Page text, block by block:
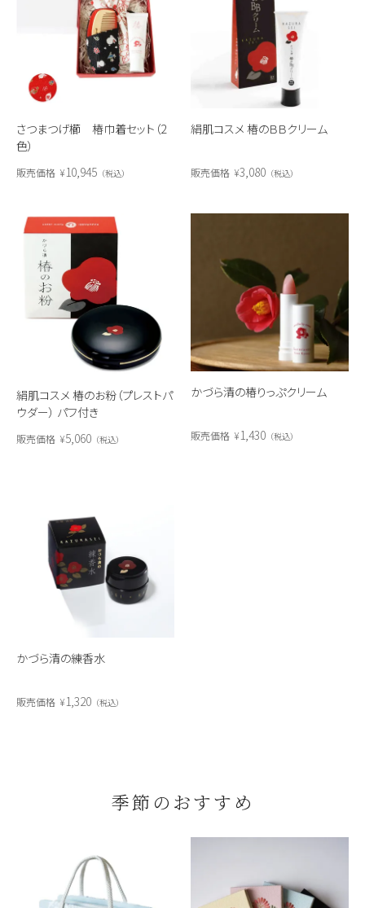
さつまつげ櫛 椿巾着セット（2
色）
販売価格 ¥10,945 税込
絹肌コスメ 椿のＢＢクリーム
販売価格 ¥3,080 税込
絹肌コスメ 椿のお粉（プレストパ
ウダー） パフ付き
販売価格 ¥5,060 税込
かづら清の椿りっぷクリーム
販売価格 ¥1,430 税込
かづら清の練香水
販売価格 ¥1,320 税込
季節のおすすめ